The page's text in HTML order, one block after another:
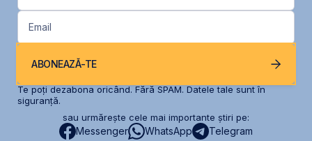
Email
ABONEAZĂ-TE
Te poți dezabona oricând. Fără SPAM. Datele tale sunt în
siguranță.
sau urmărește cele mai importante știri pe:
Messenger WhatsApp Telegram